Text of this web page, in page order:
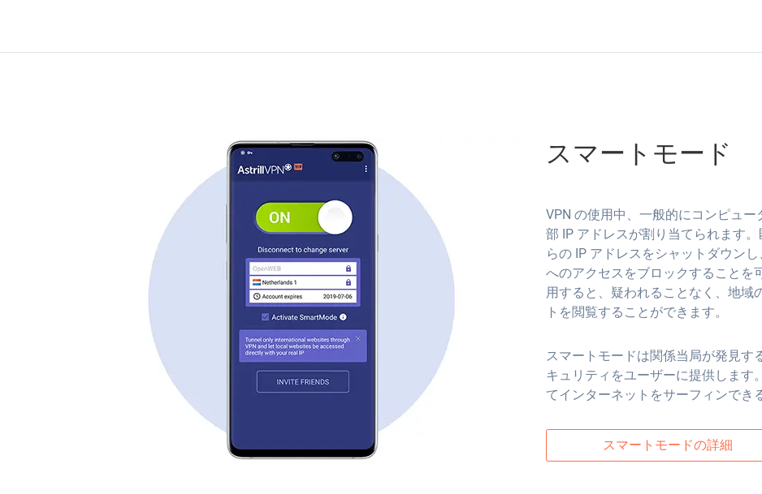
スマートモード
VPN の使用中、一般的にコンピュ
部 IP アドレスが割り当てられます
らの IP アドレスをシャットダウン
へのアクセスをブロックすることを
用すると、疑われることなく、地域
トを閲覧することができます。
スマートモードは関係当局が発見す
キュリティをユーザーに提供します
てインターネットをサーフィンでき
スマートモードの詳細